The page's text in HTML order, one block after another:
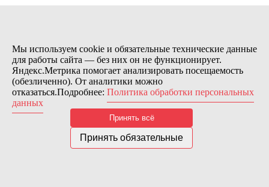
Купить в 1 клик
Мы используем cookie и обязательные технические данные
для работы сайта — без них он не функционирует.
Яндекс.Метрика помогает анализировать посещаемость
(обезличенно). От аналитики можно
отказаться.Подробнее: Политика обработки персональных
данных
Принять всё
Принять обязательные